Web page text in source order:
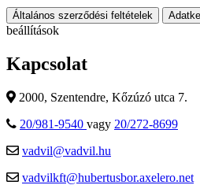
Általános szerződési feltételek
beállítások
Kapcsolat
2000, Szentendre, Kőzúzó utca 7.
20/981-9540 vagy 20/272-8699
vadvil@vadvil.hu
vadvilkft@hubertusbor.axelero.net